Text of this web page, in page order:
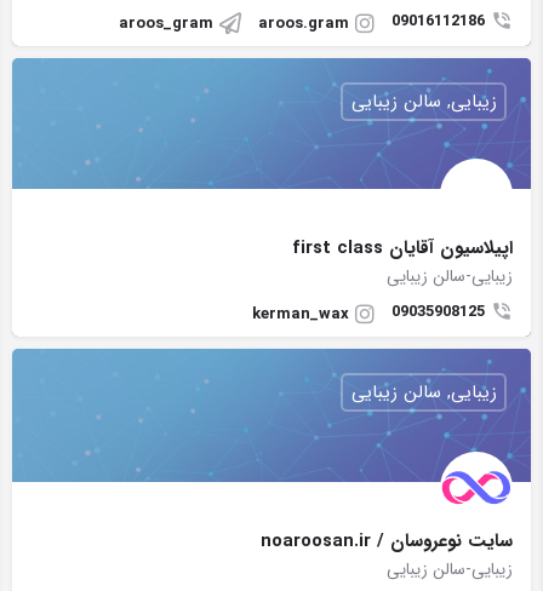
09016112186
aroos.gram
aroos_gram
اپیلاسیون آقایان first class
زیبایی-سالن زیبایی
09035908125
kerman_wax
زیبایی, سالن زیبایی
سایت نوعروسان / noaroosan.ir
زیبایی-سالن زیبایی
زیبایی, سالن زیبایی